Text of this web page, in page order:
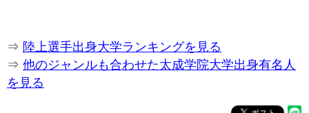
⇒ 陸上選手出身大学ランキングを見る
⇒ 他のジャンルも合わせた太成学院大学出身有名人
を見る